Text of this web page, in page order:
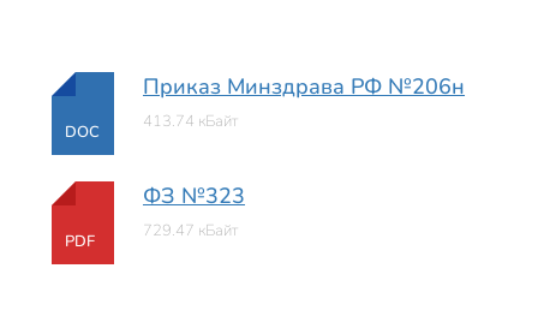
DOC
Приказ Минздрава РФ №206н
413.74 кБайт
PDF
ФЗ №323
729.47 кБайт